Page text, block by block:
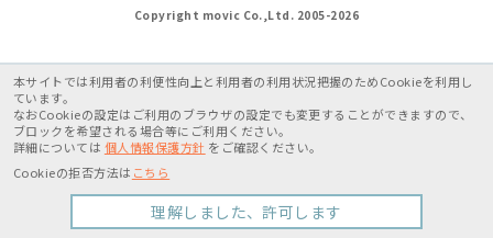
Copyright movic Co.,Ltd. 2005-2026
本サイトでは利用者の利便性向上と利用者の利用状況把握のためCookieを利用し
ています。
なおCookieの設定はご利用のブラウザの設定でも変更することができますので、
ブロックを希望される場合等にご利用ください。
詳細については 個人情報保護方針 をご確認ください。
Cookieの拒否方法は こちら
理解しました、許可します